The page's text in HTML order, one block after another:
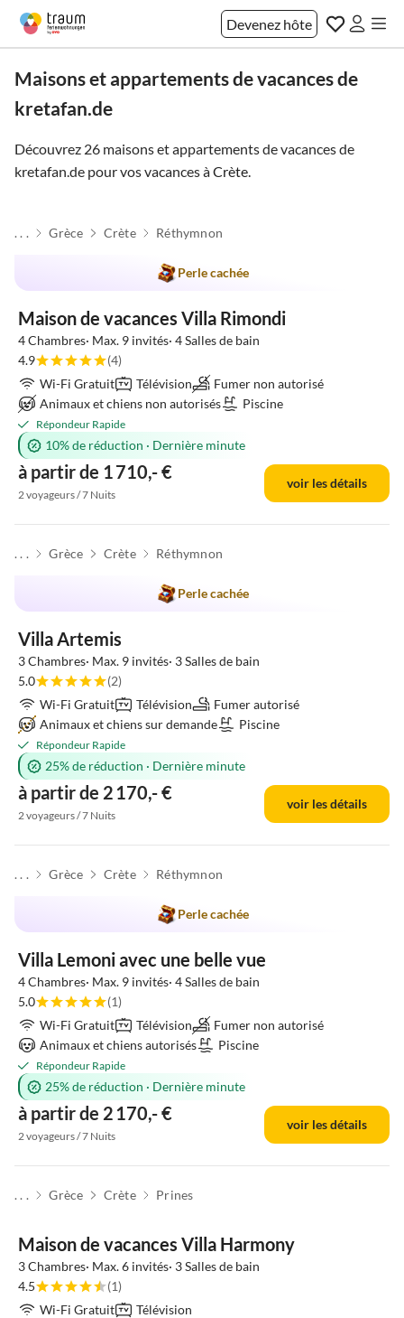
Devenez hôte
Maisons et appartements de vacances de
kretafan.de
Découvrez 26 maisons et appartements de vacances de
kretafan.de pour vos vacances àCrète.
. . . Grèce Crète Réthymnon
Perle cachée
Maison de vacances Villa Rimondi
4 Chambres· Max. 9 invités· 4 Salles de bain
4.9
(4)
Wi-Fi Gratuit
Télévision
Fumer non autorisé
Animaux et chiens non autorisés
Piscine
Répondeur Rapide
10% de réduction · Dernière minute
à partir de 1 710,- €
2 voyageurs / 7 Nuits
voir les détails
. . . Grèce Crète Réthymnon
Perle cachée
Villa Artemis
3 Chambres· Max. 9 invités· 3 Salles de bain
5.0
(2)
Wi-Fi Gratuit
Télévision
Fumer autorisé
Animaux et chiens sur demande
Piscine
Répondeur Rapide
25% de réduction · Dernière minute
à partir de 2 170,- €
2 voyageurs / 7 Nuits
voir les détails
. . . Grèce Crète Réthymnon
Perle cachée
Villa Lemoni avec une belle vue
4 Chambres· Max. 9 invités· 4 Salles de bain
5.0
(1)
Wi-Fi Gratuit
Télévision
Fumer non autorisé
Animaux et chiens autorisés
Piscine
Répondeur Rapide
25% de réduction · Dernière minute
à partir de 2 170,- €
2 voyageurs / 7 Nuits
voir les détails
. . . Grèce Crète Prines
Maison de vacances Villa Harmony
3 Chambres· Max. 6 invités· 3 Salles de bain
4.5
(1)
Wi-Fi Gratuit
Télévision